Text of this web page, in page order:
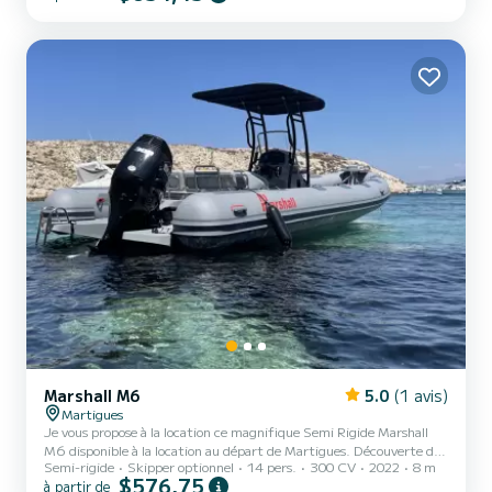
Marshall M6 5.0 (1 avis)
Martigues
Je vous propose à la location ce magnifique Semi Rigide Marshall
M6 disponible à la location au départ de Martigues. Découverte du
littoral de la côte bleue et des îles du Frioul avec ses nombreuses
calanques et criques aux eaux turquoises . ** bateau non agréé à la
Semi-rigide Skipper optionnel 14 pers. 300 CV 2022 8 m
à partir de $576,75